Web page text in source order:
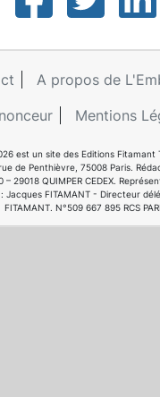
A propos de
Mentions
est un site des Editions Fitamant
de Penthièvre, 75008 Paris.
– 29018 QUIMPER CEDEX.
Jacques FITAMANT - Directeur
FITAMANT. N°509 667 895 RCS